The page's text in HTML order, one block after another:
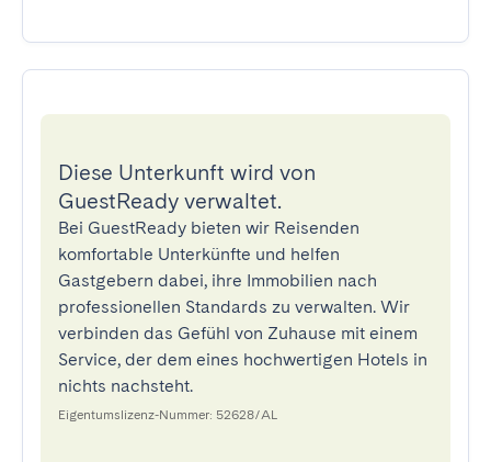
Diese Unterkunft wird von
GuestReady verwaltet.
Bei GuestReady bieten wir Reisenden
komfortable Unterkünfte und helfen
Gastgebern dabei, ihre Immobilien nach
professionellen Standards zu verwalten. Wir
verbinden das Gefühl von Zuhause mit einem
Service, der dem eines hochwertigen Hotels in
nichts nachsteht.
Eigentumslizenz-Nummer: 52628/AL